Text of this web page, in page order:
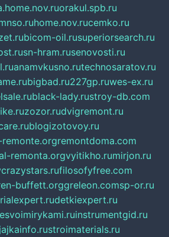
orakul.spb.ru
home.nov.rucemko.ru
bicom-oil.rusuperiorsearch.ru
sn-hram.rusenovosti.ru
anamvkusno.rutechnosaratov.ru
bigbad.ru227gp.ruwes-ex.ru
black-lady.rustroy-db.com
zozor.rudvigremont.ru
blogizotovoy.ru
remontdoma.com
remonta.orgvyitikho.rumirjon.ru
filosofyfree.com
buffett.orggreleon.comsp-or.ru
detkiexpert.ru
instrumentgid.ru
stroimaterials.ru